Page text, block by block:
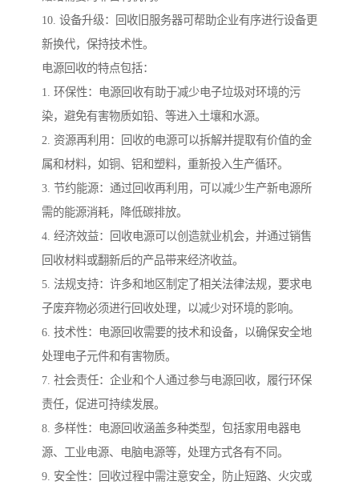
10. 设备升级：回收旧服务器可帮助企业有序进行设备更
新换代，保持技术性。
电源回收的特点包括：
1. 环保性：电源回收有助于减少电子垃圾对环境的污
染，避免有害物质如铅、等进入土壤和水源。
2. 资源再利用：回收的电源可以拆解并提取有价值的金
属和材料，如铜、铝和塑料，重新投入生产循环。
3. 节约能源：通过回收再利用，可以减少生产新电源所
需的能源消耗，降低碳排放。
4. 经济效益：回收电源可以创造就业机会，并通过销售
回收材料或翻新后的产品带来经济收益。
5. 法规支持：许多和地区制定了相关法律法规，要求电
子废弃物必须进行回收处理，以减少对环境的影响。
6. 技术性：电源回收需要的技术和设备，以确保安全地
处理电子元件和有害物质。
7. 社会责任：企业和个人通过参与电源回收，履行环保
责任，促进可持续发展。
8. 多样性：电源回收涵盖多种类型，包括家用电器电
源、工业电源、电脑电源等，处理方式各有不同。
9. 安全性：回收过程中需注意安全，防止短路、火灾或